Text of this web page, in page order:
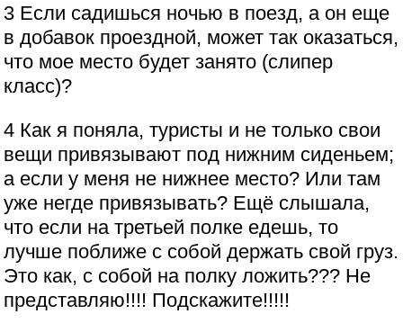
3 Если садишься ночью в поезд, а он еще
в добавок проездной, может так оказаться,
что мое место будет занято (слипер
класс)?
4 Как я поняла, туристы и не только свои
вещи привязывают под нижним сиденьем;
а если у меня не нижнее место? Или там
уже негде привязывать? Ещё слышала,
что если на третьей полке едешь, то
лучше поближе с собой держать свой груз.
Это как, с собой на полку ложить??? Не
представляю!!!! Подскажите!!!!!